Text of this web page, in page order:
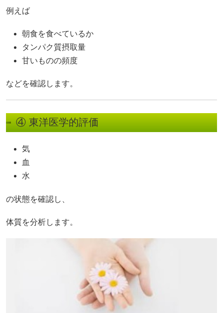
例えば
朝食を食べているか
タンパク質摂取量
甘いものの頻度
などを確認します。
④ 東洋医学的評価
気
血
水
の状態を確認し、
体質を分析します。